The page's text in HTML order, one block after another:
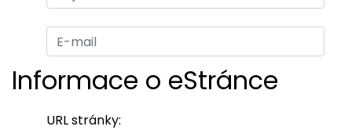
Informace o eStránce
URL stránky: